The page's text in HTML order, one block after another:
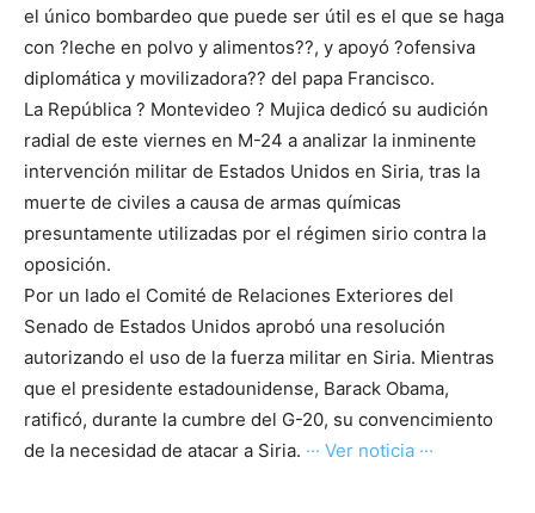
el único bombardeo que puede ser útil es el que se haga
con ?leche en polvo y alimentos??, y apoyó ?ofensiva
diplomática y movilizadora?? del papa Francisco.
La República ? Montevideo ? Mujica dedicó su audición
radial de este viernes en M-24 a analizar la inminente
intervención militar de Estados Unidos en Siria, tras la
muerte de civiles a causa de armas químicas
presuntamente utilizadas por el régimen sirio contra la
oposición.
Por un lado el Comité de Relaciones Exteriores del
Senado de Estados Unidos aprobó una resolución
autorizando el uso de la fuerza militar en Siria. Mientras
que el presidente estadounidense, Barack Obama,
ratificó, durante la cumbre del G-20, su convencimiento
de la necesidad de atacar a Siria. ··· Ver noticia ···